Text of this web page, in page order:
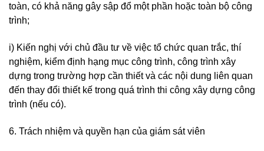
toàn, có khả năng gây sập đổ một phần hoặc toàn bộ công
trình;
i) Kiến nghị với chủ đầu tư về việc tổ chức quan trắc, thí
nghiệm, kiểm định hạng mục công trình, công trình xây
dựng trong trường hợp cần thiết và các nội dung liên quan
đến thay đổi thiết kế trong quá trình thi công xây dựng công
trình (nếu có).
6. Trách nhiệm và quyền hạn của giám sát viên